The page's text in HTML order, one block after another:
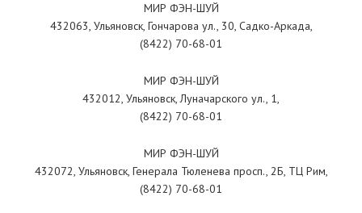
МИР ФЭН-ШУЙ
432063, Ульяновск, Гончарова ул., 30, Садко-Аркада,
(8422) 70-68-01
МИР ФЭН-ШУЙ
432012, Ульяновск, Луначарского ул., 1,
(8422) 70-68-01
МИР ФЭН-ШУЙ
432072, Ульяновск, Генерала Тюленева просп., 2Б, ТЦ Рим,
(8422) 70-68-01